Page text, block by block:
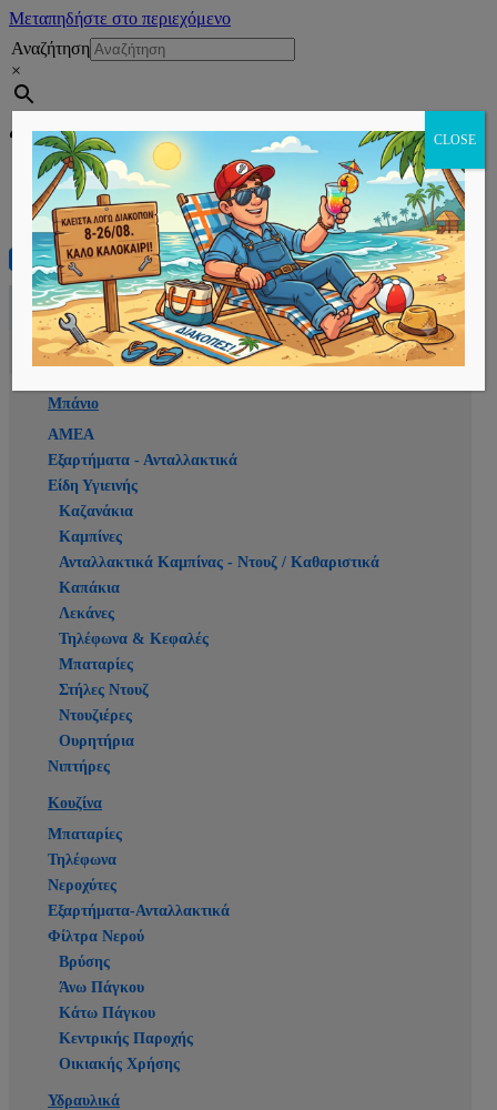
Μεταπηδήστε στο περιεχόμενο
Αναζήτηση
×
Εγγραφή
Αρχική
E-shop
Μπάνιο
ΑΜΕΑ
Εξαρτήματα - Ανταλλακτικά
Είδη Υγιεινής
Καζανάκια
Καμπίνες
Ανταλλακτικά Καμπίνας - Ντουζ / Καθαριστικά
Καπάκια
Λεκάνες
Τηλέφωνα & Κεφαλές
Μπαταρίες
Στήλες Ντουζ
Ντουζιέρες
Ουρητήρια
Νιπτήρες
Κουζίνα
Μπαταρίες
Τηλέφωνα
Νεροχύτες
Εξαρτήματα-Ανταλλακτικά
Φίλτρα Νερού
Βρύσης
Άνω Πάγκου
Κάτω Πάγκου
Κεντρικής Παροχής
Οικιακής Χρήσης
Υδραυλικά
CLOSE